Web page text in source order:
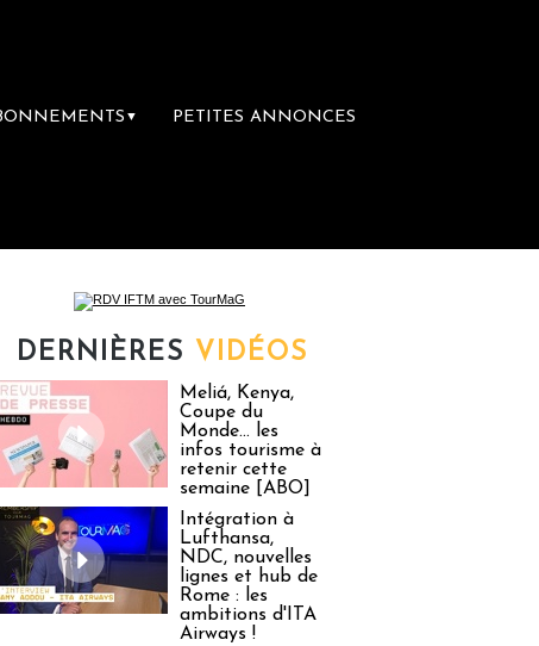
▼ PETITES ANNONCES
librairie du voyage
DERNIÈRES VIDÉOS
Meliá, Kenya,
Coupe du
Monde… les
infos tourisme à
retenir cette
semaine [ABO]
Intégration à
Lufthansa,
NDC, nouvelles
lignes et hub de
Rome : les
ambitions d'ITA
Airways !